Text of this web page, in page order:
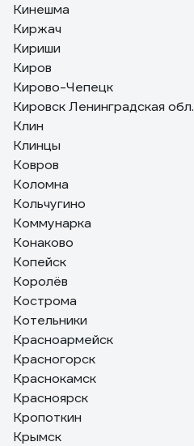
Кинешма
Киржач
Кириши
Киров
Кирово-Чепецк
Кировск Ленинградская обл.
Клин
Клинцы
Ковров
Коломна
Кольчугино
Коммунарка
Конаково
Копейск
Королёв
Кострома
Котельники
Красноармейск
Красногорск
Краснокамск
Красноярск
Кропоткин
Крымск